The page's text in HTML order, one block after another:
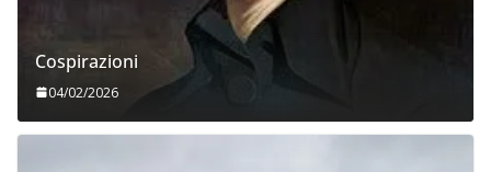
Cospirazioni
04/02/2026